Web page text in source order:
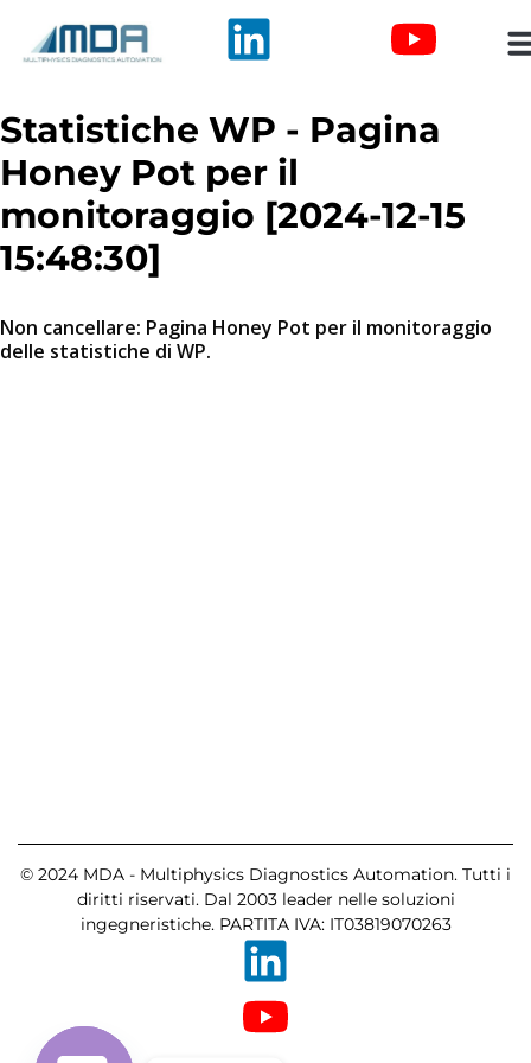
Statistiche WP - Pagina
Honey Pot per il
monitoraggio [2024-12-15
15:48:30]
Non cancellare: Pagina Honey Pot per il monitoraggio
delle statistiche di WP.
© 2024 MDA - Multiphysics Diagnostics Automation. Tutti i
diritti riservati. Dal 2003 leader nelle soluzioni
ingegneristiche. PARTITA IVA: IT03819070263